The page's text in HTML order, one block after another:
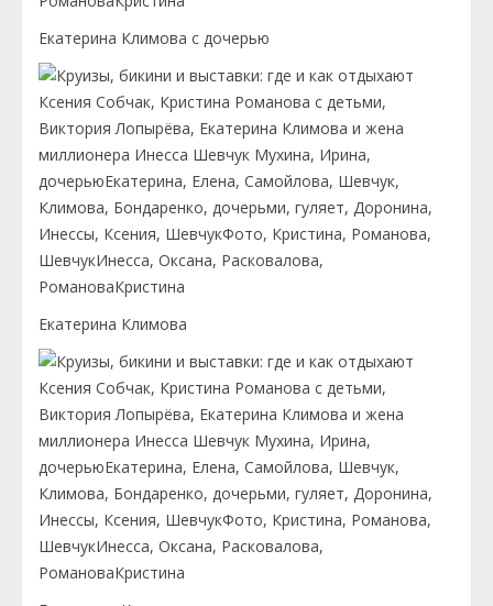
Екатерина Климова с дочерью
Екатерина Климова